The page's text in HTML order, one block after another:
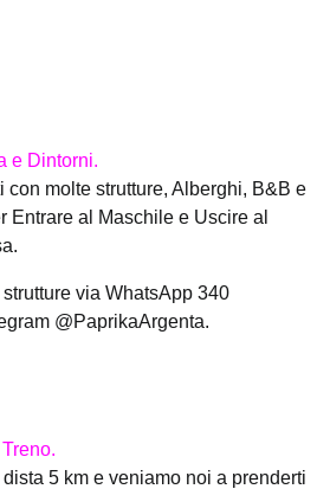
e Dintorni.
con molte strutture, Alberghi, B&B e
Entrare al Maschile e Uscire al
via WhatsApp 340
@PaprikaArgenta.
5 km e veniamo noi a prenderti